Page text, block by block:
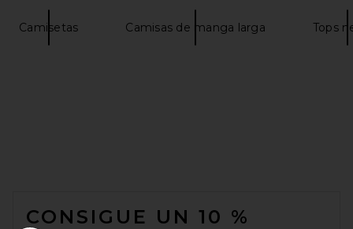
Camisetas Camisas de manga larga Tops
CONSIGUE UN 10 %